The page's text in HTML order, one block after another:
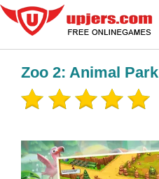
Zoo 2: Animal Park